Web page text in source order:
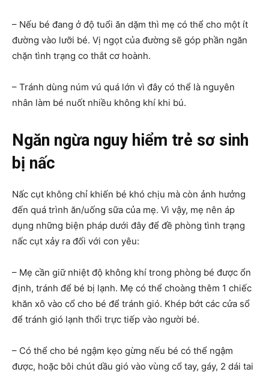
– Nếu bé đang ở độ tuổi ăn dặm thì mẹ có thể cho một ít
đường vào lưỡi bé. Vị ngọt của đường sẽ góp phần ngăn
chặn tình trạng co thắt cơ hoành.
– Tránh dùng núm vú quá lớn vì đây có thể là nguyên
nhân làm bé nuốt nhiều không khí khi bú.
Ngăn ngừa nguy hiểm trẻ sơ sinh
bị nấc
Nấc cụt không chỉ khiến bé khó chịu mà còn ảnh hưởng
đến quá trình ăn/uống sữa của mẹ. Vì vậy, mẹ nên áp
dụng những biện pháp dưới đây để đề phòng tình trạng
nấc cụt xảy ra đối với con yêu:
– Mẹ cần giữ nhiệt độ không khí trong phòng bé được ổn
định, tránh để bé bị lạnh. Mẹ có thể choàng thêm 1 chiếc
khăn xô vào cổ cho bé để tránh gió. Khép bớt các cửa sổ
để tránh gió lạnh thổi trực tiếp vào người bé.
– Có thể cho bé ngậm kẹo gừng nếu bé có thể ngậm
được, hoặc bôi chút dầu gió vào vùng cổ tay, gáy, 2 dái tai